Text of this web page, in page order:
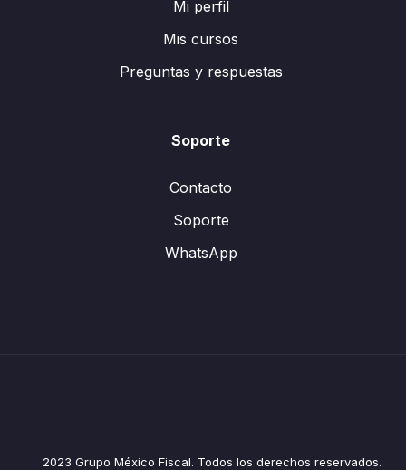
Mi perfil
Mis cursos
Preguntas y respuestas
Soporte
Contacto
Soporte
WhatsApp
2023 Grupo México Fiscal. Todos los derechos reservados.